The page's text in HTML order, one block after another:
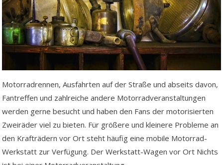
Motorradrennen, Ausfahrten auf der Straße und abseits davon,
Fantreffen und zahlreiche andere Motorradveranstaltungen
werden gerne besucht und haben den Fans der motorisierten
Zweiräder viel zu bieten. Für größere und kleinere Probleme an
den Krafträdern vor Ort steht häufig eine mobile Motorrad-
Werkstatt zur Verfügung. Der Werkstatt-Wagen vor Ort Nichts